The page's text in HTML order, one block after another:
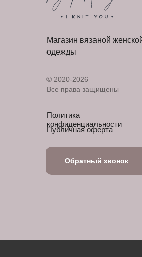
Магазин вязаной
одежды
© 2020-2026
Все права защищены
Обратный звонок
Политика
конфиденциальности
Публичная оферта